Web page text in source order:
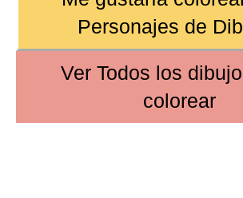
Personajes de
Ver Todos los
colorear